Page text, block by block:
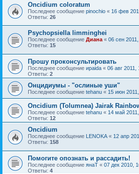
Oncidium coloratum
Последнее сообщение pinochio « 16 фев
Ответы: 26
Psychopsiella limminghei
Последнее сообщение Диана« 06 сен
Ответы: 15
Прошу проконсультировать
Последнее сообщение ираida « 06 авг 2011,
Ответы: 2
Онцидиумы - "ослиные уши"
Последнее сообщение tehanu « 15 июн
Oncidium (Tolumnea) Jairak
Последнее сообщение tehanu « 14 май
Ответы: 12
Oncidium
Последнее сообщение LENOKA « 12 апр
Ответы: 158
Помогите опознать и рассадить!
Последнее сообщение янаТ « 07 дек 2010,
Ответы: 4